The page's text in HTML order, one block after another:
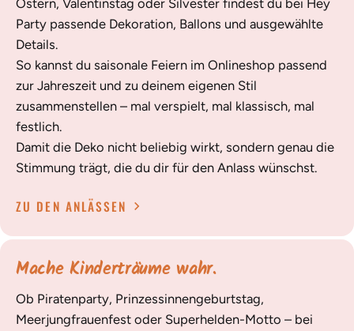
Ostern, Valentinstag oder Silvester findest du bei Hey
Party passende Dekoration, Ballons und ausgewählte
Details.
So kannst du saisonale Feiern im Onlineshop passend
zur Jahreszeit und zu deinem eigenen Stil
zusammenstellen – mal verspielt, mal klassisch, mal
festlich.
Damit die Deko nicht beliebig wirkt, sondern genau die
Stimmung trägt, die du dir für den Anlass wünschst.
ZU DEN ANLÄSSEN
Mache Kinderträume wahr.
Ob Piratenparty, Prinzessinnengeburtstag,
Meerjungfrauenfest oder Superhelden-Motto – bei